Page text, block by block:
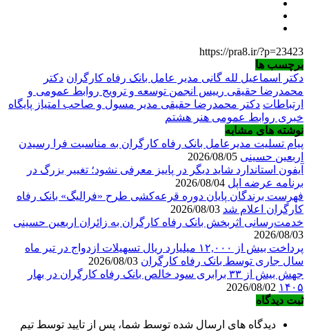
https://pra8.ir/?p=23423
برچسب ها
دکتر اسماعیل لله گانی مدیر عامل بانک رفاه کارگران دکتر
محمدرضا حقیقی رییس انجمن توسعه و ترویج روابط عمومی و
ارتباطات دکتر محمدرضا حقیقی مدیر مسول و صاحب امتیاز پایگاه
خبری روابط عمومی هنر هشتم
نوشته های مشابه
پیام تسلیت مدیرعامل بانک رفاه کارگران به مناسبت فرا رسیدن
اربعین حسینی
آیفون استاندارد شاید دیگر در پاییز معرفی نشود؛ تغییر بزرگ در
برنامه عرضه اپل
فهرست برندگان پایان دوره قرعه‌کشی طرح «فرالیگ» بانک رفاه
کارگران اعلام شد
خدمت‌رسانی اثربخش بانک رفاه کارگران به زائران اربعین حسینی
2026/08/03
پرداخت بیش از ۱۲,۰۰۰ میلیارد ریال تسهیلات ازدواج در تیر ماه
سال جاری توسط بانک رفاه کارگران
جهش بیش از ۳۳ برابری سود خالص بانک رفاه کارگران در بهار
۱۴۰۵
ثبت دیدگاه
دیدگاه های ارسال شده توسط شما، پس از تایید توسط تیم